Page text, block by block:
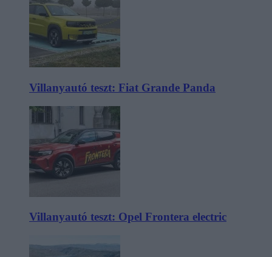
Villanyautó teszt: Fiat Grande Panda
Villanyautó teszt: Opel Frontera electric